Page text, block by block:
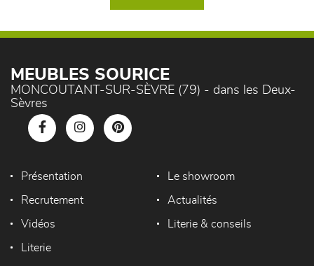
MEUBLES SOURICE
MONCOUTANT-SUR-SÈVRE (79) - dans les Deux-
Sèvres
Présentation Le showroom
Recrutement Actualités
Vidéos Literie & conseils
Literie